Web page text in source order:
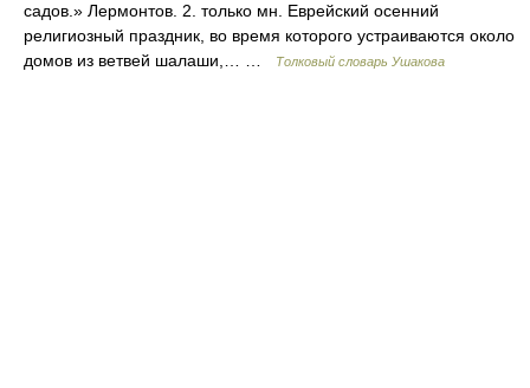
садов.» Лермонтов. 2. только мн. Еврейский осенний
религиозный праздник, во время которого устраиваются около
домов из ветвей шалаши,… …
Толковый словарь Ушакова